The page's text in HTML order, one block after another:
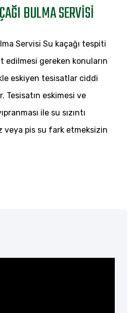
BULMA SERVISI
Servisi Su kaçağı tespiti
edilmesi gereken konuların
eskiyen tesisatlar ciddi
Tesisatın eskimesi ve
ile su sızıntı
veya pis su fark etmeksizin